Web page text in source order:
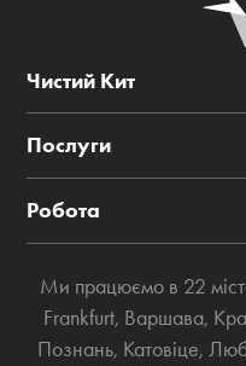
Чистий Кит
Послуги
Робота
Ми працюємо в 22
Frankfurt, Варшава,
Познань, Катовіце,